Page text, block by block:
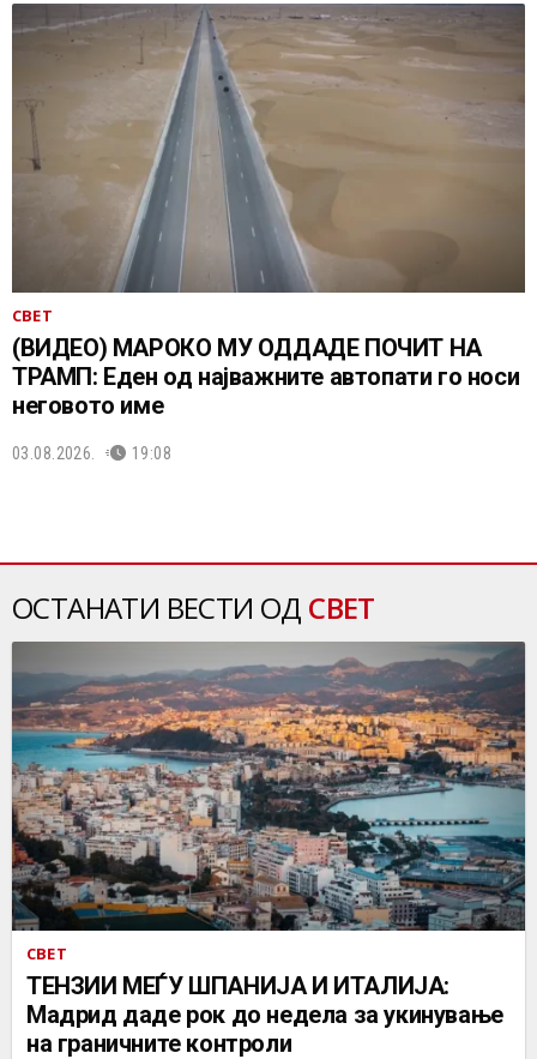
СВЕТ
(ВИДЕО) МАРОКО МУ ОДДАДЕ ПОЧИТ НА
ТРАМП: Еден од најважните автопати го носи
неговото име
03.08.2026. 19:08
ОСТАНАТИ ВЕСТИ ОД СВЕТ
СВЕТ
ТЕНЗИИ МЕЃУ ШПАНИЈА И ИТАЛИЈА:
Мадрид даде рок до недела за укинување
на граничните контроли